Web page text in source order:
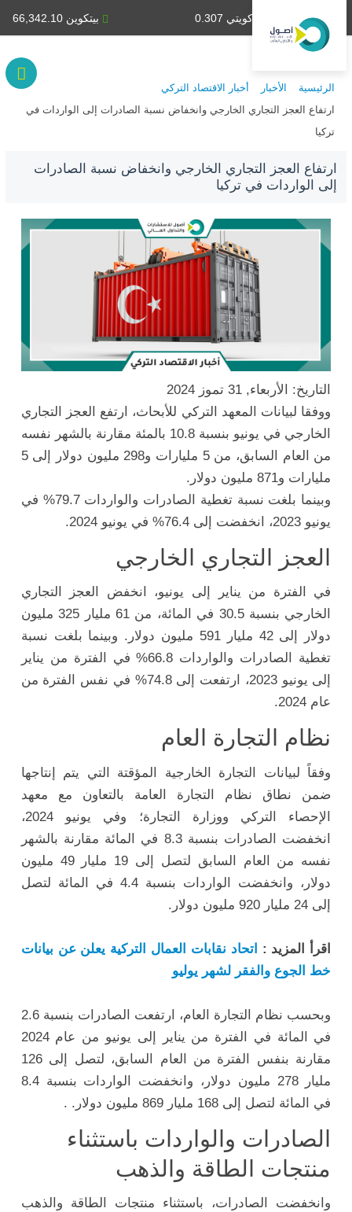
بيتكوين 66,342.10 دينار كويتي 0.307
الرئيسية الأخبار
أخبار الاقتصاد التركي
ارتفاع العجز التجاري الخارجي وانخفاض نسبة الصادرات إلى الواردات في
تركيا
ارتفاع العجز التجاري الخارجي وانخفاض نسبة الصادرات
إلى الواردات في تركيا
التاريخ: الأربعاء, 31 تموز 2024
ووفقا لبيانات المعهد التركي للأبحاث، ارتفع العجز التجاري
الخارجي في يونيو بنسبة 10.8 بالمئة مقارنة بالشهر نفسه
من العام السابق، من 5 مليارات و298 مليون دولار إلى 5
مليارات و871 مليون دولار.
وبينما بلغت نسبة تغطية الصادرات والواردات 79.7% في
يونيو 2023، انخفضت إلى 76.4% في يونيو 2024.
العجز التجاري الخارجي
في الفترة من يناير إلى يونيو، انخفض العجز التجاري
الخارجي بنسبة 30.5 في المائة، من 61 مليار 325 مليون
دولار إلى 42 مليار 591 مليون دولار. وبينما بلغت نسبة
تغطية الصادرات والواردات 66.8% في الفترة من يناير
إلى يونيو 2023، ارتفعت إلى 74.8% في نفس الفترة من
عام 2024.
نظام التجارة العام
وفقاً لبيانات التجارة الخارجية المؤقتة التي يتم إنتاجها
ضمن نطاق نظام التجارة العامة بالتعاون مع معهد
الإحصاء التركي ووزارة التجارة؛ وفي يونيو 2024،
انخفضت الصادرات بنسبة 8.3 في المائة مقارنة بالشهر
نفسه من العام السابق لتصل إلى 19 مليار 49 مليون
دولار، وانخفضت الواردات بنسبة 4.4 في المائة لتصل
إلى 24 مليار 920 مليون دولار.
اقرأ المزيد :
اتحاد نقابات العمال التركية يعلن عن بيانات
خط الجوع والفقر لشهر يوليو
وبحسب نظام التجارة العام، ارتفعت الصادرات بنسبة 2.6
في المائة في الفترة من يناير إلى يونيو من عام 2024
مقارنة بنفس الفترة من العام السابق، لتصل إلى 126
مليار 278 مليون دولار، وانخفضت الواردات بنسبة 8.4
في المائة لتصل إلى 168 مليار 869 مليون دولار. .
الصادرات والواردات باستثناء
منتجات الطاقة والذهب
وانخفضت الصادرات، باستثناء منتجات الطاقة والذهب